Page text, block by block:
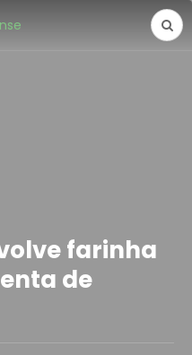
farinha
de